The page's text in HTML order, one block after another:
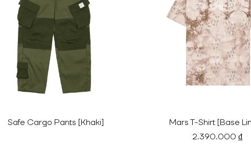
Safe Cargo Pants [Khaki]
Mars T-Shirt [Base
2.390.000 ₫